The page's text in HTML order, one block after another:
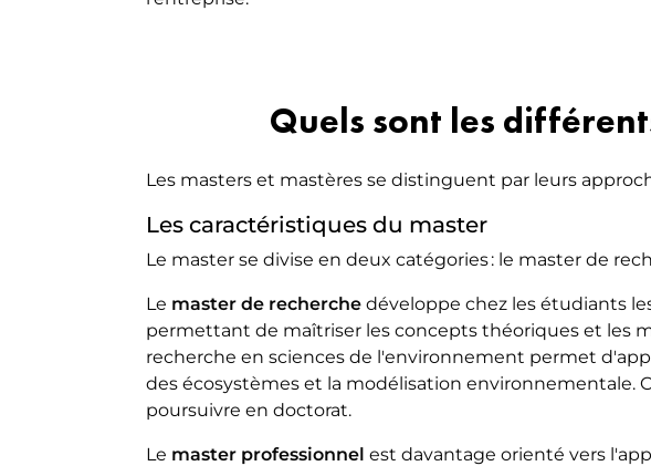
Quels sont les
Les masters et mastères se distinguent par leurs
Les caractéristiques du master
Le master se divise en deux catégories : le master de
Le master de recherche développe chez les étudiants
permettant de maîtriser les concepts théoriques et les
recherche en sciences de l'environnement permet
des écosystèmes et la modélisation
poursuivre en doctorat.
Le master professionnel est davantage orienté vers